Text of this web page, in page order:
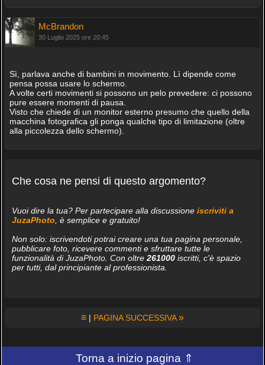
McBrandon
30 Luglio 2025 ore 20:45
Sì, parlava anche di bambini in movimento. Lì dipende come
pensa possa usare lo schermo.
A volte certi movimenti si possono un pelo prevedere: ci possono
pure essere momenti di pausa.
Visto che chiede di un monitor esterno presumo che quello della
macchina fotografica gli ponga qualche tipo di limitazione (oltre
alla piccolezza dello schermo).
Che cosa ne pensi di questo argomento?
Vuoi dire la tua? Per partecipare alla discussione iscriviti a
JuzaPhoto , è semplice e gratuito!
Non solo: iscrivendoti potrai creare una tua pagina personale,
pubblicare foto, ricevere commenti e sfruttare tutte le
funzionalità di JuzaPhoto. Con oltre 261000iscritti, c'è spazio
per tutti, dal principiante al professionista.
≡ | PAGINA SUCCESSIVA»
Torna a inizio pagina ⇑